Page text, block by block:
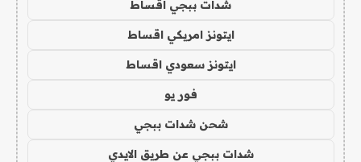
شدات ببجي اقساط
ايتونز امريكي اقساط
ايتونز سعودي اقساط
فور يو
شحن شدات ببجي
شدات ببجي عن طريق الايدي